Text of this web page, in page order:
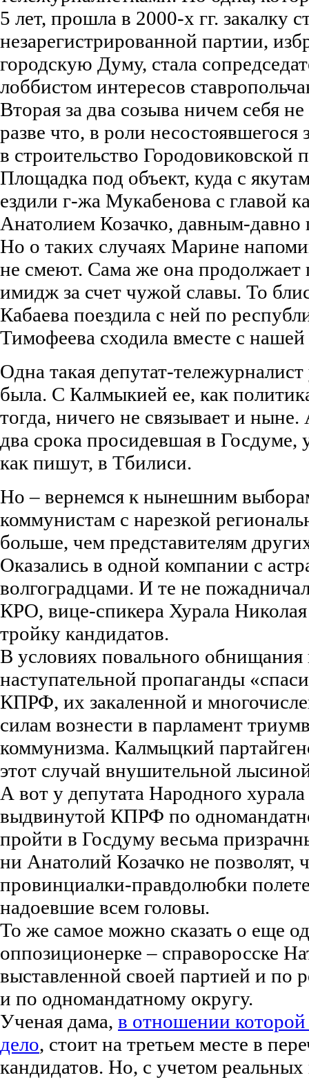
5 лет, прошла в 2000-х гг. закалку
незарегистрированной партии,
городскую Думу, стала
лоббистом интересов
Вторая за два созыва ничем себя
разве что, в роли несостоявшегося
в строительство Городовиковской
Площадка под объект, куда с
ездили г-жа Мукабенова с главой
Анатолием Козачко, давным-
Но о таких случаях Марине
не смеют. Сама же она продолжает
имидж за счет чужой славы. То
Кабаева поездила с ней по
Тимофеева сходила вместе с
Одна такая депутат-
была. С Калмыкией ее, как
тогда, ничего не связывает и ныне.
два срока просидевшая в Госдуме,
как пишут, в Тбилиси.
Но – вернемся к нынешним
коммунистам с нарезкой
больше, чем представителям
Оказались в одной компании с
волгоградцами. И те не
КРО, вице-спикера Хурала
тройку кандидатов.
В условиях повального обнищания
наступательной пропаганды
КПРФ, их закаленной и
силам вознести в парламент
коммунизма. Калмыцкий
этот случай внушительной
А вот у депутата Народного
выдвинутой КПРФ по
пройти в Госдуму весьма
ни Анатолий Козачко не позволят,
провинциалки-правдолюбки
надоевшие всем головы.
То же самое можно сказать о еще
оппозиционерке – справоросске
выставленной своей партией и по
и по одномандатному округу.
Ученая дама, в отношении
дело, стоит на третьем месте в
кандидатов. Но, с учетом